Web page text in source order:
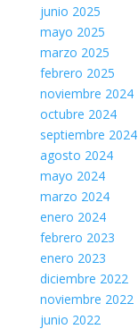
junio 2025
mayo 2025
marzo 2025
febrero 2025
noviembre 2024
octubre 2024
septiembre 2024
agosto 2024
mayo 2024
marzo 2024
enero 2024
febrero 2023
enero 2023
diciembre 2022
noviembre 2022
junio 2022